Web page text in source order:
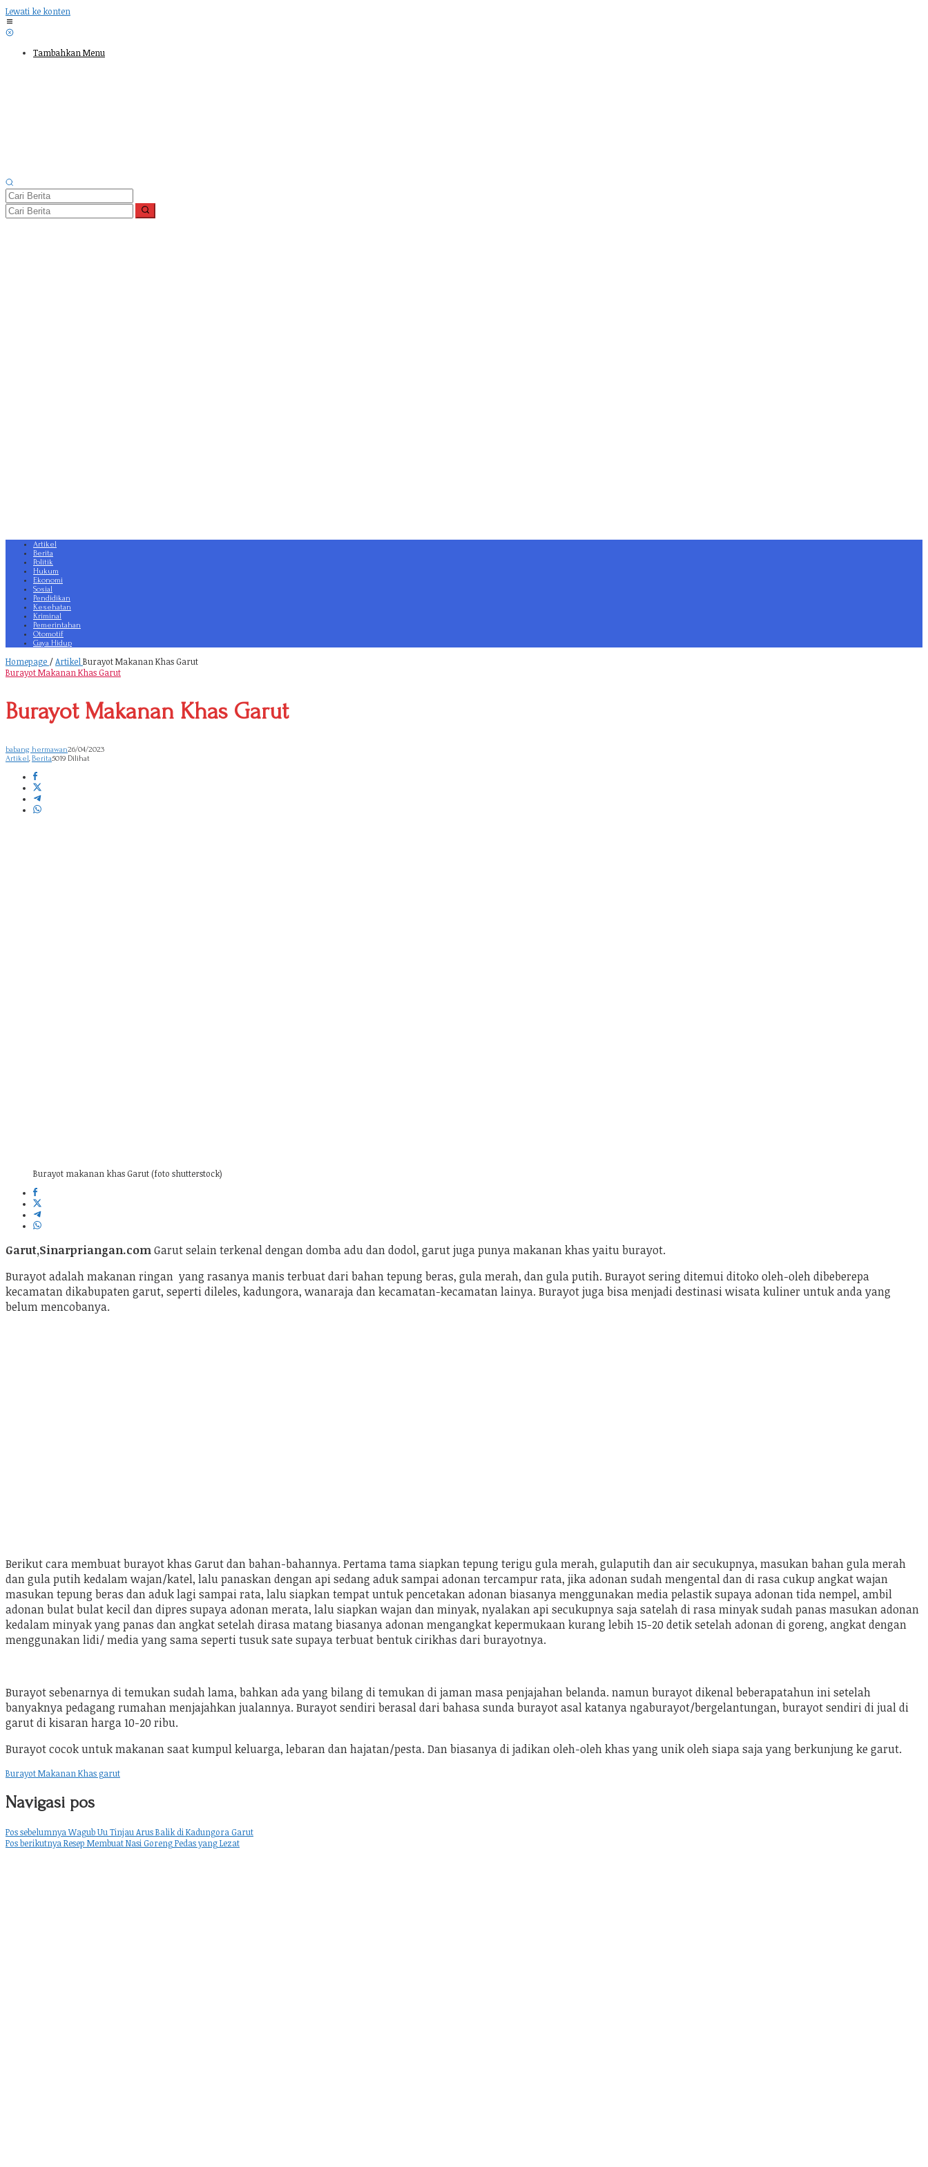
Lewati ke konten
Tambahkan Menu
Artikel
Berita
Politik
Hukum
Ekonomi
Sosial
Pendidikan
Kesehatan
Kriminal
Pemerintahan
Otomotif
Gaya Hidup
Homepage /ArtikelBurayot Makanan Khas Garut
Burayot Makanan Khas Garut
Burayot Makanan Khas Garut
babang hermawan26/04/2023
Artikel, Berita5019 Dilihat
Burayot makanan khas Garut (foto shutterstock)
Garut,Sinarpriangan.comGarut selain terkenal dengan domba adu dan dodol, garut juga punya makanan khas yaitu burayot.
Burayot adalah makanan ringan yang rasanya manis terbuat dari bahan tepung beras, gula merah, dan gula putih. Burayot sering ditemui ditoko oleh-oleh dibeberepa
kecamatan dikabupaten garut, seperti dileles, kadungora, wanaraja dan kecamatan-kecamatan lainya. Burayot juga bisa menjadi destinasi wisata kuliner untuk anda yang
belum mencobanya.
Berikut cara membuat burayot khas Garut dan bahan-bahannya. Pertama tama siapkan tepung terigu gula merah, gulaputih dan air secukupnya, masukan bahan gula merah
dan gula putih kedalam wajan/katel, lalu panaskan dengan api sedang aduk sampai adonan tercampur rata, jika adonan sudah mengental dan di rasa cukup angkat wajan
masukan tepung beras dan aduk lagi sampai rata, lalu siapkan tempat untuk pencetakan adonan biasanya menggunakan media pelastik supaya adonan tida nempel, ambil
adonan bulat bulat kecil dan dipres supaya adonan merata, lalu siapkan wajan dan minyak, nyalakan api secukupnya saja satelah di rasa minyak sudah panas masukan adonan
kedalam minyak yang panas dan angkat setelah dirasa matang biasanya adonan mengangkat kepermukaan kurang lebih 15-20 detik setelah adonan di goreng, angkat dengan
menggunakan lidi/ media yang sama seperti tusuk sate supaya terbuat bentuk cirikhas dari burayotnya.
Burayot sebenarnya di temukan sudah lama, bahkan ada yang bilang di temukan di jaman masa penjajahan belanda. namun burayot dikenal beberapatahun ini setelah
banyaknya pedagang rumahan menjajahkan jualannya. Burayot sendiri berasal dari bahasa sunda burayot asal katanya ngaburayot/bergelantungan, burayot sendiri di jual di
garut di kisaran harga 10-20 ribu.
Burayot cocok untuk makanan saat kumpul keluarga, lebaran dan hajatan/pesta. Dan biasanya di jadikan oleh-oleh khas yang unik oleh siapa saja yang berkunjung ke garut.
Burayot Makanan Khas garut
Navigasi pos
Pos sebelumnyaWagub Uu Tinjau Arus Balik di Kadungora Garut
Pos berikutnya Resep Membuat Nasi Goreng Pedas yang Lezat